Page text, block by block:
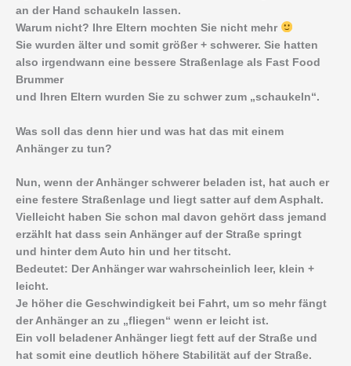
an der Hand schaukeln lassen.
Warum nicht? Ihre Eltern mochten Sie nicht mehr
Sie wurden älter und somit größer + schwerer. Sie hatten
also irgendwann eine bessere Straßenlage als Fast Food
Brummer
und Ihren Eltern wurden Sie zu schwer zum „schaukeln“.
Was soll das denn hier und was hat das mit einem
Anhänger zu tun?
Nun, wenn der Anhänger schwerer beladen ist, hat auch er
eine festere Straßenlage und liegt satter auf dem Asphalt.
Vielleicht haben Sie schon mal davon gehört dass jemand
erzählt hat dass sein Anhänger auf der Straße springt
und hinter dem Auto hin und her titscht.
Bedeutet: Der Anhänger war wahrscheinlich leer, klein +
leicht.
Je höher die Geschwindigkeit bei Fahrt, um so mehr fängt
der Anhänger an zu „fliegen“ wenn er leicht ist.
Ein voll beladener Anhänger liegt fett auf der Straße und
hat somit eine deutlich höhere Stabilität auf der Straße.